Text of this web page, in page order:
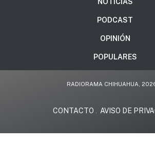
PODCAST
OPINIÓN
POPULARES
RADIORAMA CHIHUAHUA,
CONTACTO AVISO DE